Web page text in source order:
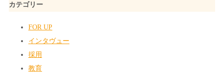
カテゴリー
FOR UP
インタヴュー
採用
教育